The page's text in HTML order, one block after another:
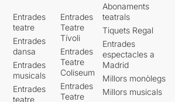
Entrades
teatre
Entrades
dansa
Entrades
musicals
Entrades
teatre
Entrades
Teatre
Tívoli
Entrades
Teatre
Coliseum
Entrades
Teatre
Abonaments
teatrals
Tiquets Regal
Entrades
espectacles a
Madrid
Millors monòlegs
Millors musicals